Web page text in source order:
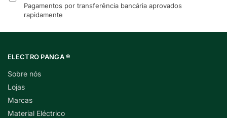
Pagamentos por transferência bancária aprovados
rapidamente
ELECTRO PANGA ®
Sobre nós
Lojas
Marcas
Material Eléctrico